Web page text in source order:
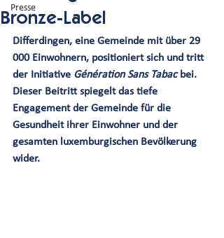
Presse
Bronze-Label
Differdingen, eine Gemeinde mit über 29
000 Einwohnern, positioniert sich und tritt
der Initiative Génération Sans Tabac bei.
Dieser Beitritt spiegelt das tiefe
Engagement der Gemeinde für die
Gesundheit ihrer Einwohner und der
gesamten luxemburgischen Bevölkerung
wider.